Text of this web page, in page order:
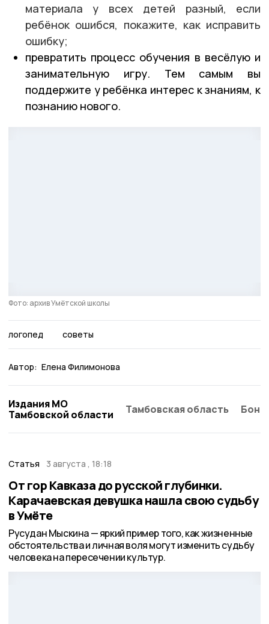
материала у всех детей разный, если
ребёнок ошибся, покажите, как исправить
ошибку;
превратить процесс обучения в весёлую и
занимательную игру. Тем самым вы
поддержите у ребёнка интерес к знаниям, к
познанию нового.
Фото: архив Умëтской школы
логопед советы
Автор: Елена Филимонова
Издания МО
Тамбовской области
Тамбовская область
Статья 3 августа , 18:18
От гор Кавказа до русской глубинки.
Карачаевская девушка нашла свою судьбу
в Умёте
Русудан Мыскина — яркий пример того, как жизненные
обстоятельства и личная воля могут изменить судьбу
человека на пересечении культур.